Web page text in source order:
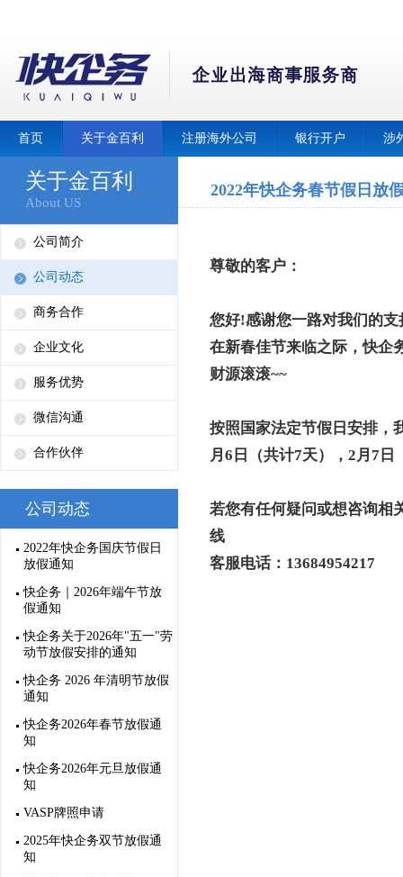
首页 关于金百利 注册海外公司 银行开户 涉
关于金百利
About US
公司简介
公司动态
商务合作
企业文化
服务优势
微信沟通
合作伙伴
公司动态
2022年快企务国庆节假日
放假通知
快企务｜2026年端午节放
假通知
快企务关于2026年"五一"劳
动节放假安排的通知
快企务 2026 年清明节放假
通知
快企务2026年春节放假通
知
快企务2026年元旦放假通
知
VASP牌照申请
2025年快企务双节放假通
知
2022年快企务春节假日放
尊敬的客户：
您好!感谢您一路对我们的
在新春佳节来临之际，快企
财源滚滚~~
按照国家法定节假日安排，
月6日（共计7天），2月7日
若您有任何疑问或想咨询相
线
客服电话：13684954217